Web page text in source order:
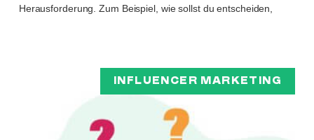
Herausforderung. Zum Beispiel, wie sollst du entscheiden,
INFLUENCER MARKETING